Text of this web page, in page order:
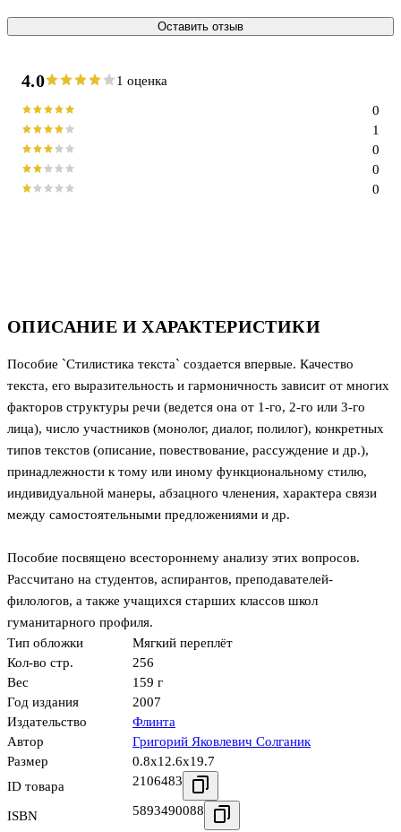
ОПИСАНИЕ И ХАРАКТЕРИСТИКИ
Пособие `Стилистика текста` создается впервые. Качество
текста, его выразительность и гармоничность зависит от многих
факторов структуры речи (ведется она от 1-го, 2-го или 3-го
лица), число участников (монолог, диалог, полилог), конкретных
типов текстов (описание, повествование, рассуждение и др.),
принадлежности к тому или иному функциональному стилю,
индивидуальной манеры, абзацного членения, характера связи
между самостоятельными предложениями и др.
Пособие посвящено всестороннему анализу этих вопросов.
Рассчитано на студентов, аспирантов, преподавателей-
филологов, а также учащихся старших классов школ
гуманитарного профиля.
Тип обложки
Мягкий переплёт
Кол-во стр.
256
Вес
159 г
Год издания
2007
Издательство
Флинта
Автор
Григорий Яковлевич Солганик
Размер
0.8x12.6x19.7
ID товара
2106483
ISBN 5893490088
Оставить отзыв
4.0 1 оценка
0
0
0
1
0